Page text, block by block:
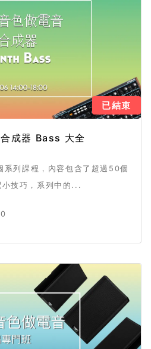
已結束
成器 Bass 大全
列課程，內容包含了超過50個
技巧，系列中的...